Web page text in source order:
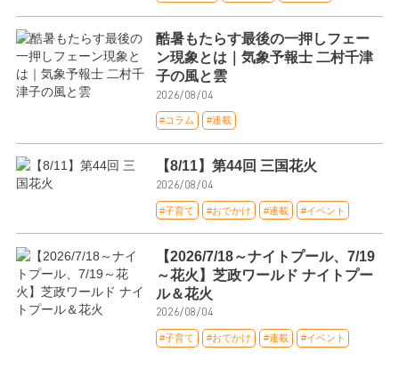
酷暑もたらす最後の一押しフェー
ン現象とは｜気象予報士 二村千津
子の風と雲
2026/08/04
#コラム #連載
【8/11】第44回 三国花火
2026/08/04
#子育て #おでかけ #連載 #イベント
【2026/7/18～ナイトプール、7/19
～花火】芝政ワールド ナイトプー
ル＆花火
2026/08/04
#子育て #おでかけ #連載 #イベント